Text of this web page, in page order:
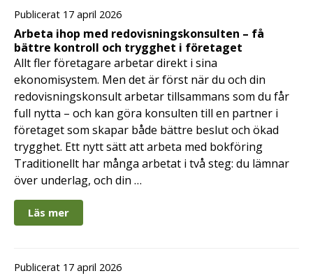
Publicerat 17 april 2026
Arbeta ihop med redovisningskonsulten – få
bättre kontroll och trygghet i företaget
Allt fler företagare arbetar direkt i sina
ekonomisystem. Men det är först när du och din
redovisningskonsult arbetar tillsammans som du får
full nytta – och kan göra konsulten till en partner i
företaget som skapar både bättre beslut och ökad
trygghet. Ett nytt sätt att arbeta med bokföring
Traditionellt har många arbetat i två steg: du lämnar
över underlag, och din …
Läs mer
Publicerat 17 april 2026